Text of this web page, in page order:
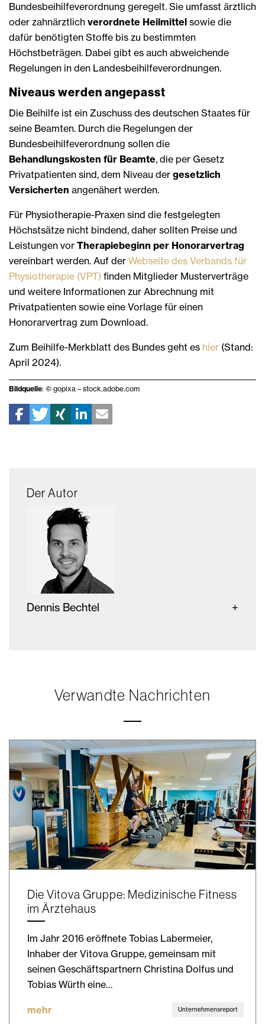
Bundesbeihilfeverordnung geregelt. Sie umfasst ärztlich
oder zahnärztlich verordnete Heilmittel sowie die
dafür benötigten Stoffe bis zu bestimmten
Höchstbeträgen. Dabei gibt es auch abweichende
Regelungen in den Landesbeihilfeverordnungen.
Niveaus werden angepasst
Die Beihilfe ist ein Zuschuss des deutschen Staates für
seine Beamten. Durch die Regelungen der
Bundesbeihilfeverordnung sollen die
Behandlungskosten für Beamte, die per Gesetz
Privatpatienten sind, dem Niveau der gesetzlich
Versicherten angenähert werden.
Für Physiotherapie-Praxen sind die festgelegten
Höchstsätze nicht bindend, daher sollten Preise und
Leistungen vor Therapiebeginn per Honorarvertrag
vereinbart werden. Auf der Webseite des Verbands für
Physiotherapie (VPT) finden Mitglieder Musterverträge
und weitere Informationen zur Abrechnung mit
Privatpatienten sowie eine Vorlage für einen
Honorarvertrag zum Download.
Zum Beihilfe-Merkblatt des Bundes geht es hier (Stand:
April 2024).
Bildquelle: © gopixa – stock.adobe.com
Der Autor
Dennis Bechtel
Verwandte Nachrichten
Die Vitova Gruppe: Medizinische Fitness
im Ärztehaus
Im Jahr 2016 eröffnete Tobias Labermeier,
Inhaber der Vitova Gruppe, gemeinsam mit
seinen Geschäftspartnern Christina Dolfus und
Tobias Würth eine…
mehr Unternehmensreport